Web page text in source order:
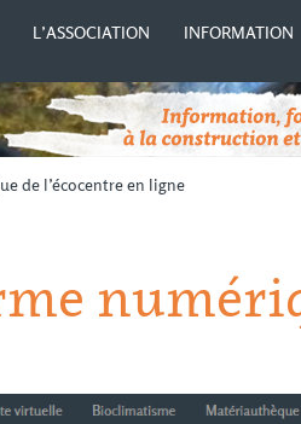
L’ASSOCIATION INFORMATION
de l’écocentre en ligne